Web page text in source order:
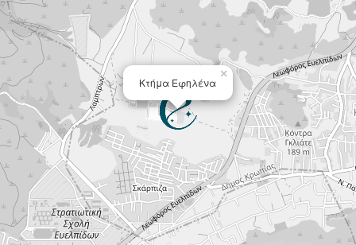
Κτήμα Εφηλένα
×